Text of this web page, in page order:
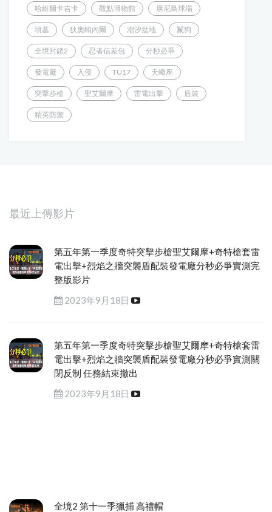
哈維爾卡吉卡 觀點博物館 康尼島球場
墳墓 狄奧帕內爾 潮汐盆地 鬣狗
全境封鎖2 忍者信差包 分秒必爭
發電廠 入侵 TU17 天蠍座
突擊步槍 聖艾爾摩 雷電出擊 盾裝
精英防禦
最近上傳影片
第五年第一季度奇特突擊步槍聖艾爾摩+奇特槍套雷
電出擊+烈焰之牆突襲盾配裝發電廠分秒必爭實測完
整版影片
2023年9月18日
第五年第一季度奇特突擊步槍聖艾爾摩+奇特槍套雷
電出擊+烈焰之牆突襲盾配裝發電廠分秒必爭實測關
閉反制 任務結束撤出
2023年9月18日
全境2 第十一季獵捕 高禮帽